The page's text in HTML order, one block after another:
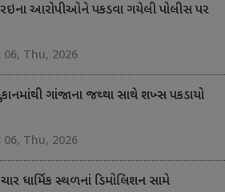
આરોપીઓને પકડવા ગયેલી પોલીસ પર
Thu, 2026
ગાંજાના જથ્થા સાથે શખ્સ પકડાયો
Thu, 2026
ધાર્મિક સ્થળનાં ડિમોલિશન સામે